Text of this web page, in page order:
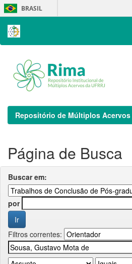
Skip
navigation
BRASIL
Repositório de Múltiplos Acervos
Página de Busca
Buscar em:
por
Filtros correntes: